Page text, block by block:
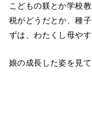
こどもの躾とか学校
税がどうだとか、種
ずは、わたくし母や
娘の成長した姿を見